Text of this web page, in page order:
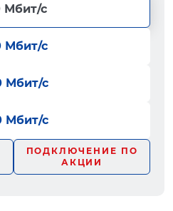
Мбит/с
Мбит/с
Мбит/с
Мбит/с
ПОДКЛЮЧЕНИЕ ПО
АКЦИИ